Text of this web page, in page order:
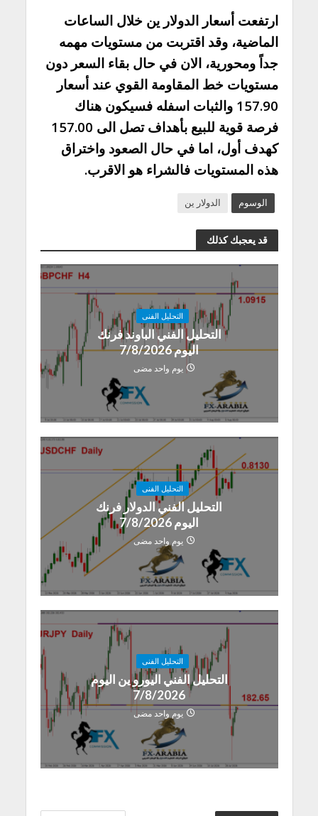
ارتفعت أسعار الدولار ين خلال الساعات
الماضية، وقد اقتربت من مستويات مهمه
جداً ومحورية، الان في حال بقاء السعر دون
مستويات خط المقاومة القوي عند أسعار
157.90 والثبات اسفله فسيكون هناك
فرصة قوية للبيع بأهداف تصل الى 157.00
كهدف أول، اما في حال الصعود واختراق
هذه المستويات فالشراء هو الاقرب.
الوسوم الدولار ين
قد يعجبك كذلك
التحليل الفنى
التحليل الفني الباوند فرنك
اليوم 7/8/2026
يوم واحد مضى
التحليل الفنى
التحليل الفني الدولار فرنك
اليوم 7/8/2026
يوم واحد مضى
التحليل الفنى
التحليل الفني اليورو ين اليوم
7/8/2026
يوم واحد مضى